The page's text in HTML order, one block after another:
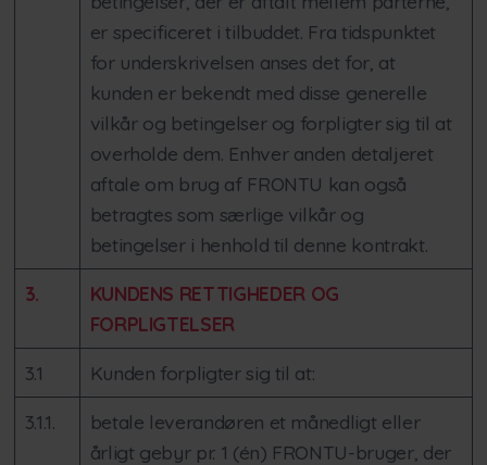
er specificeret i tilbuddet. Fra tidspunktet
for underskrivelsen anses det for, at
kunden er bekendt med disse generelle
vilkår og betingelser og forpligter sig til at
overholde dem. Enhver anden detaljeret
aftale om brug af FRONTU kan også
betragtes som særlige vilkår og
betingelser i henhold til denne kontrakt.
3.
KUNDENS RETTIGHEDER OG
FORPLIGTELSER
3.1 Kunden forpligter sig til at:
3.1.1.
betale leverandøren et månedligt eller
årligt gebyr pr. 1 (én) FRONTU-bruger, der